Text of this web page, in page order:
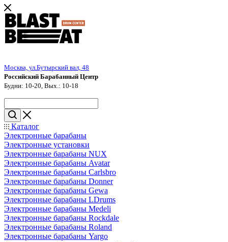
Москва, ул.Бутырский вал, 48
Российский Барабанный Центр
Будни: 10-20, Вых.: 10-18
Каталог
Электронные барабаны
Электронные установки
Электронные барабаны NUX
Электронные барабаны Avatar
Электронные барабаны Carlsbro
Электронные барабаны Donner
Электронные барабаны Gewa
Электронные барабаны LDrums
Электронные барабаны Medeli
Электронные барабаны Rockdale
Электронные барабаны Roland
Электронные барабаны Yargo